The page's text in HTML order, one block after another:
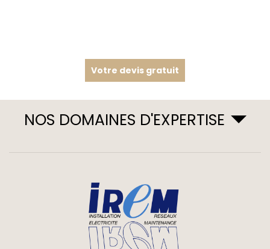
Votre devis gratuit
NOS DOMAINES D'EXPERTISE